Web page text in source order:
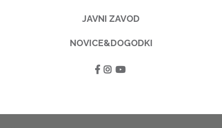
JAVNI ZAVOD
NOVICE&DOGODKI